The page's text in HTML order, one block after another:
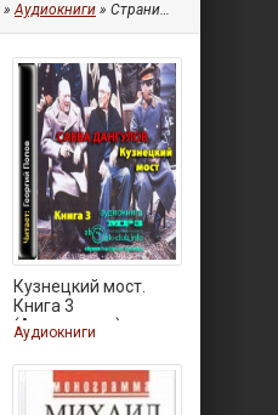
»Аудиокниги » Страница 2
Кузнецкий мост.
Книга 3
(Аудиокнига)
Аудиокниги